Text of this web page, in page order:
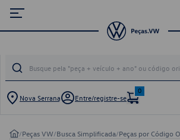
Nova Serrana Entre/registre-se
0
/Peças VW/Busca Simplificada/Peças por Código